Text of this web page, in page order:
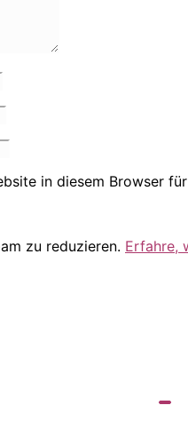
in diesem Browser
zu reduzieren. Erfahre,